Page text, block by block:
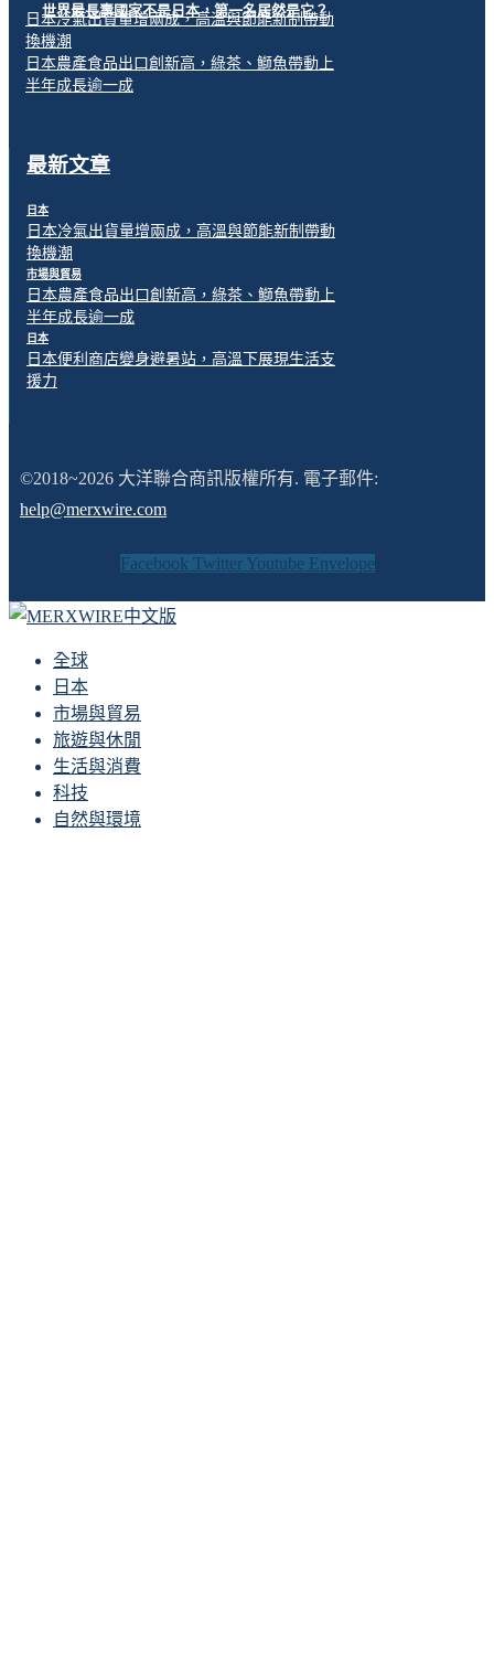
世界最長壽國家不是日本，第一名居然是它？
日本冷氣出貨量增兩成，高溫與節能新制帶動
換機潮
日本農產食品出口創新高，綠茶、鰤魚帶動上
半年成長逾一成
最新文章
日本
日本冷氣出貨量增兩成，高溫與節能新制帶動
換機潮
市場與貿易
日本農產食品出口創新高，綠茶、鰤魚帶動上
半年成長逾一成
日本
日本便利商店變身避暑站，高溫下展現生活支
援力
©2018~2026 大洋聯合商訊版權所有. 電子郵件:
help@merxwire.com
Facebook Twitter Youtube Envelope
全球
日本
市場與貿易
旅遊與休閒
生活與消費
科技
自然與環境